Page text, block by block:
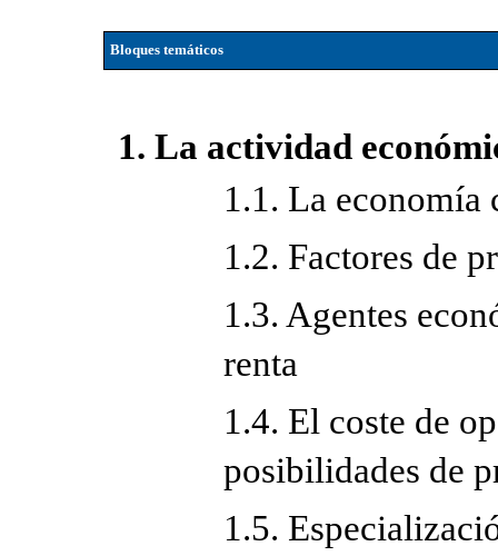
Bloques temáticos
1. La actividad
1.1. La economía
1.2. Factores de
1.3. Agentes
renta
1.4. El coste de
posibilidades de
1.5.